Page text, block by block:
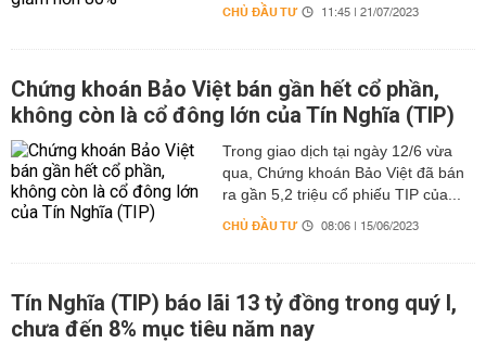
CHỦ ĐẦU TƯ 11:45 | 21/07/2023
Chứng khoán Bảo Việt bán gần hết cổ phần,
không còn là cổ đông lớn của Tín Nghĩa (TIP)
Trong giao dịch tại ngày 12/6 vừa
qua, Chứng khoán Bảo Việt đã bán
ra gần 5,2 triệu cổ phiếu TIP của...
CHỦ ĐẦU TƯ 08:06 | 15/06/2023
Tín Nghĩa (TIP) báo lãi 13 tỷ đồng trong quý I,
chưa đến 8% mục tiêu năm nay